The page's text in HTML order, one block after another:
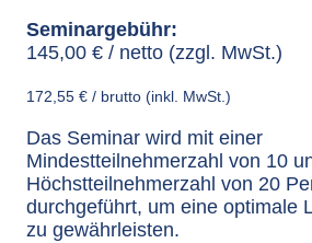
Seminargebühr:
145,00 € / netto (zzgl. MwSt.)
172,55 € / brutto (inkl. MwSt.)
Das Seminar wird mit einer
Mindestteilnehmerzahl von 10
Höchstteilnehmerzahl von 20
durchgeführt, um eine optimale
zu gewährleisten.